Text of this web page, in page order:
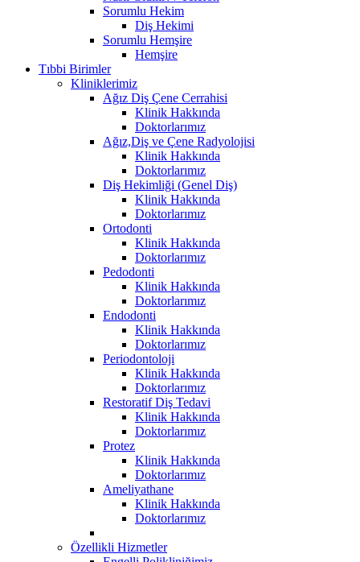
Sorumlu Hekim
Diş Hekimi
Sorumlu Hemşire
Hemşire
Tıbbi Birimler
Kliniklerimiz
Ağız Diş Çene Cerrahisi
Klinik Hakkında
Doktorlarımız
Ağız,Diş ve Çene Radyolojisi
Klinik Hakkında
Doktorlarımız
Diş Hekimliği (Genel Diş)
Klinik Hakkında
Doktorlarımız
Ortodonti
Klinik Hakkında
Doktorlarımız
Pedodonti
Klinik Hakkında
Doktorlarımız
Endodonti
Klinik Hakkında
Doktorlarımız
Periodontoloji
Klinik Hakkında
Doktorlarımız
Restoratif Diş Tedavi
Klinik Hakkında
Doktorlarımız
Protez
Klinik Hakkında
Doktorlarımız
Ameliyathane
Klinik Hakkında
Doktorlarımız
Özellikli Hizmetler